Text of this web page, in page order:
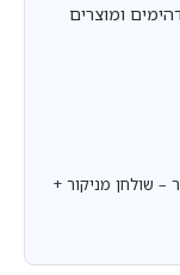
ומוצרים
– שולחן מניקור +